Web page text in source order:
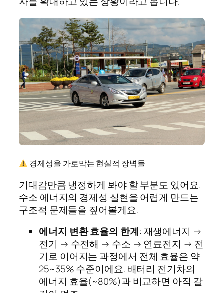
경제성을 가로막는 현실적 장벽들
기대감만큼 냉정하게 봐야 할 부분도 있어요.
수소 에너지의 경제성 실현을 어렵게 만드는
구조적 문제들을 짚어볼게요.
에너지 변환 효율의 한계: 재생에너지 →
전기 → 수전해 → 수소 → 연료전지 → 전
기로 이어지는 과정에서 전체 효율은 약
25~35% 수준이에요. 배터리 전기차의
에너지 효율(~80%)과 비교하면 아직 갈